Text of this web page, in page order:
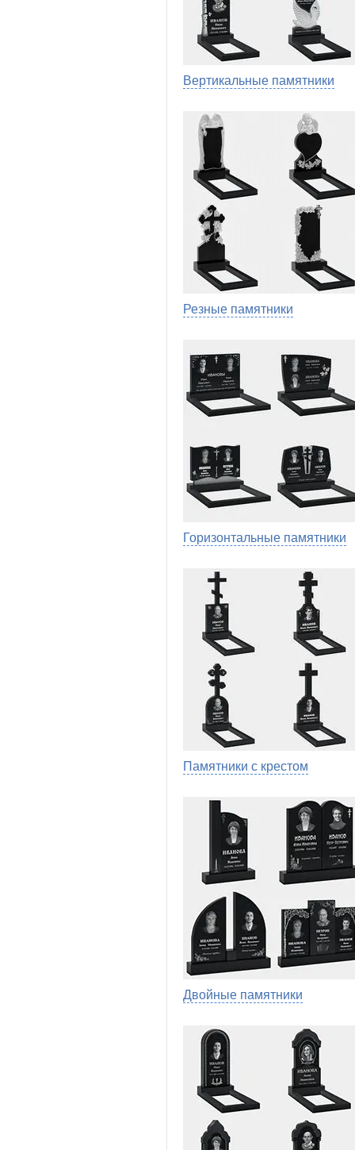
Вертикальные памятники
Резные памятники
Горизонтальные памятники
Памятники с крестом
Двойные памятники